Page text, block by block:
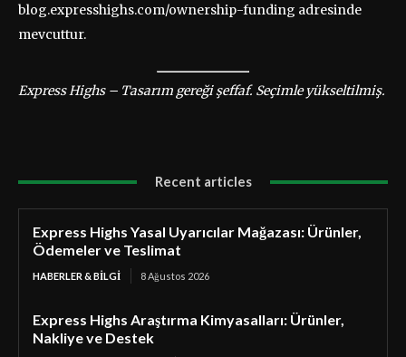
blog.expresshighs.com/ownership-funding adresinde
mevcuttur.
Express Highs – Tasarım gereği şeffaf. Seçimle yükseltilmiş.
Recent articles
Express Highs Yasal Uyarıcılar Mağazası: Ürünler,
Ödemeler ve Teslimat
HABERLER & BILGI 8 Ağustos 2026
Express Highs Araştırma Kimyasalları: Ürünler,
Nakliye ve Destek